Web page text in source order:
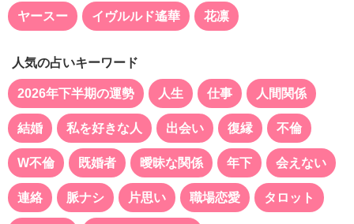
ヤースー イヴルルド遙華 花凛
人気の占いキーワード
2026年下半期の運勢 人生 仕事 人間関係
結婚 私を好きな人 出会い 復縁 不倫
W不倫 既婚者 曖昧な関係 年下 会えない
連絡 脈ナシ 片思い 職場恋愛 タロット